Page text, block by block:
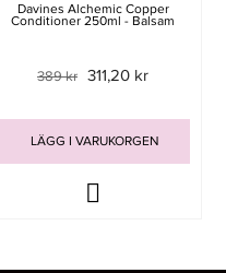
Davines Alchemic Copper
Conditioner 250ml - Balsam
389 kr 311,20 kr
LÄGG I VARUKORGEN